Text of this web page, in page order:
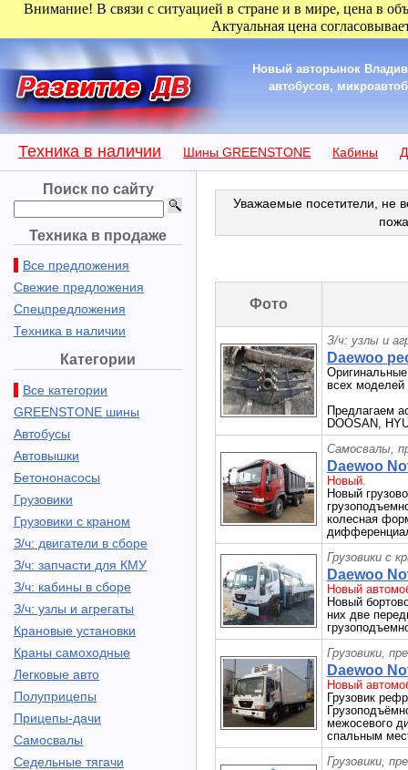
Внимание! В связи с ситуацией в стране и в мире, цена в
Актуальная цена
Новый авторынок
автобусов,
Техника в наличии Шины GREENSTONE Кабины
Поиск по сайту
Техника в продаже
Все предложения
Свежие предложения
Спецпредложения
Техника в наличии
Категории
Все категории
GREENSTONE шины
Автобусы
Автовышки
Бетононасосы
Грузовики
Грузовики с краном
З/ч: двигатели в сборе
З/ч: запчасти для КМУ
З/ч: кабины в сборе
З/ч: узлы и агрегаты
Крановые установки
Краны самоходные
Легковые авто
Полуприцепы
Прицепы-дачи
Самосвалы
Седельные тягачи
Уважаемые посетители, не
Фото
З/ч: узлы и
Daewoo
всех моделей
Предлагаем
DOOSAN,
Самосвалы,
Daewoo
Новый.
Новый
колесная
Грузовики с
Daewoo
Новый
Новый
них две
Грузовики,
Daewoo
Новый
Грузовик
межосевого
спальным
Грузовики,